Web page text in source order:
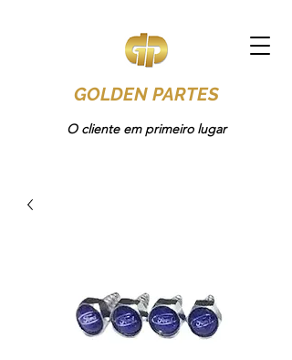
GOLDEN PARTES
O cliente em primeiro lugar